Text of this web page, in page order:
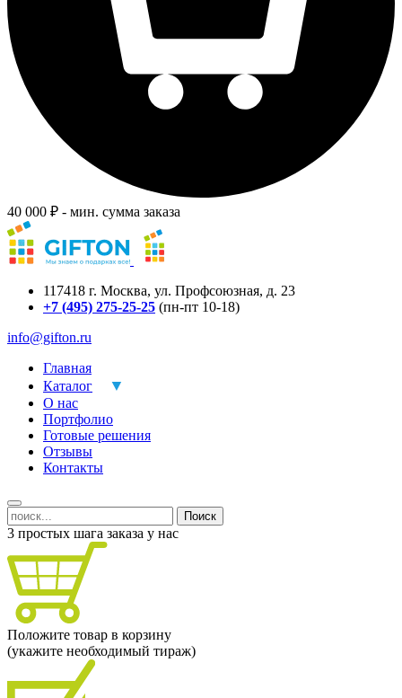
40 000 ₽ - мин. сумма заказа
117418 г. Москва, ул. Профсоюзная, д. 23
+7 (495) 275-25-25 (пн-пт 10-18)
info@gifton.ru
Главная
Каталог
О нас
Портфолио
Готовые решения
Отзывы
Контакты
Поиск
3 простых шага заказа у нас
Положите товар в корзину
(укажите необходимый тираж)